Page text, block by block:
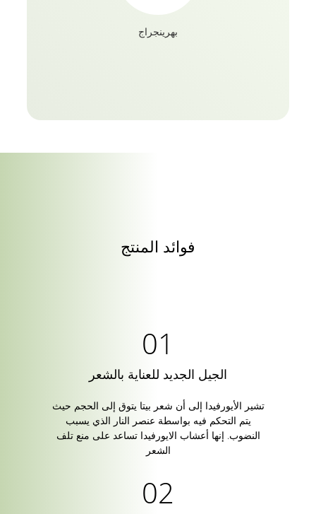
بهرينجراج
فوائد المنتج
الجيل الجديد للعناية بالشعر
تشير الأيورفيدا إلى أن شعر بيتا يتوق إلى الحجم حيث
يتم التحكم فيه بواسطة عنصر النار الذي يسبب
النضوب. إنها أعشاب الايورفيدا تساعد على منع تلف
الشعر